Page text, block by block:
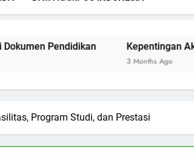
Kepentingan Akreditasi
Program Studi, dan Prestasi